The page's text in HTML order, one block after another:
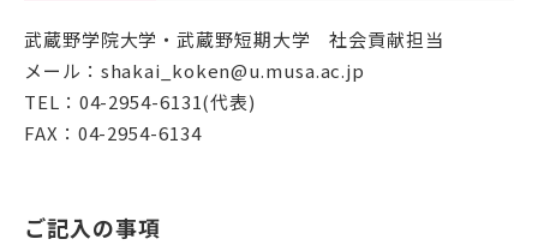
武蔵野学院大学・武蔵野短期大学 社会貢献担当
メール：shakai_koken@u.musa.ac.jp
TEL：04-2954-6131(代表)
FAX：04-2954-6134
ご記入の事項